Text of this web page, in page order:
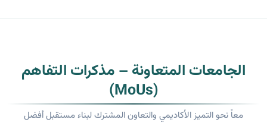
الجامعات المتعاونة – مذكرات التفاهم
(MoUs)
معاً نحو التميز الأكاديمي والتعاون المشترك لبناء مستقبل أفضل